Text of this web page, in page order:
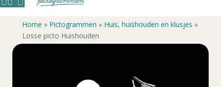
Home » Pictogrammen » Huis, huishouden en klusjes »
Losse picto Huishouden